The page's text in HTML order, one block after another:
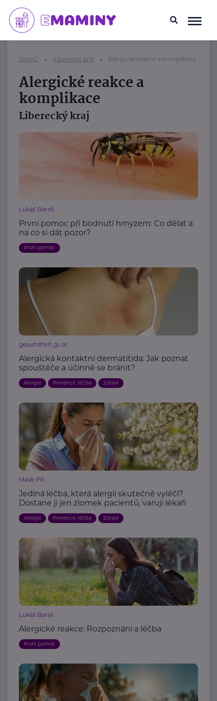
Domů Liberecký kraj Alergické reakce a komplikace
Alergické reakce a
komplikace
Liberecký kraj
Lukáš Bareš
První pomoc při bodnutí hmyzem: Co dělat a
na co si dát pozor?
První pomoc
gesundheit.gv.at
Alergická kontaktní dermatitida: Jak poznat
spouštěče a účinně se bránit?
Alergie Prevence, léčba Zdraví
MaVe PR
Jediná léčba, která alergii skutečně vyléčí?
Dostane ji jen zlomek pacientů, varují lékaři
Alergie Prevence, léčba Zdraví
Lukáš Bareš
Alergické reakce: Rozpoznání a léčba
První pomoc